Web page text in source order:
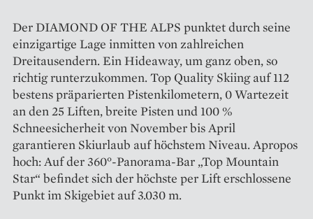
Der DIAMOND OF THE ALPS punktet durch seine
einzigartige Lage inmitten von zahlreichen
Dreitausendern. Ein Hideaway, um ganz oben, so
richtig runterzukommen. Top Quality Skiing auf 112
bestens präparierten Pistenkilometern, 0 Wartezeit
an den 25 Liften, breite Pisten und 100 %
Schneesicherheit von November bis April
garantieren Skiurlaub auf höchstem Niveau. Apropos
hoch: Auf der 360°-Panorama-Bar „Top Mountain
Star“ befindet sich der höchste per Lift erschlossene
Punkt im Skigebiet auf 3.030 m.